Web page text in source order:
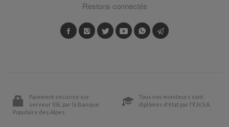
Restons connectés
Paiement sécurisé sur
serveur SSL par la Banque
Populaire des Alpes
Tous nos moniteurs sont
diplômés d'état par l'E.N.S.A.